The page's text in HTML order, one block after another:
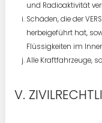
und Radioaktivität
Schäden, die der
herbeigeführt hat,
Flüssigkeiten im
Alle Kraftfahrzeuge,